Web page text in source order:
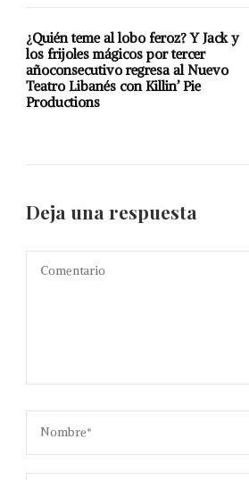
¿Quién teme al lobo feroz? Y Jack y
los frijoles mágicos por tercer
añoconsecutivo regresa al Nuevo
Teatro Libanés con Killin’ Pie
Productions
Deja una respuesta